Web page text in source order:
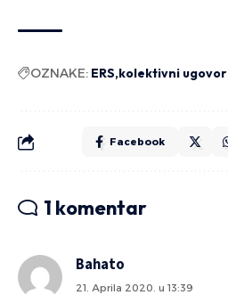
OZNAKE: ERS kolektivni ugovor
Facebook
1 komentar
Bahato
21. Aprila 2020. u 13:39